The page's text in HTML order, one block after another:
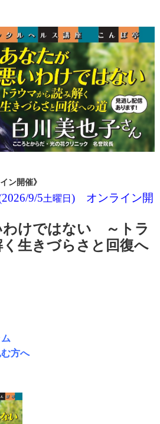
ン開催》
9/5土曜日 ) オンライン開
わけではない ～トラ
生きづらさと回復へ
方へ